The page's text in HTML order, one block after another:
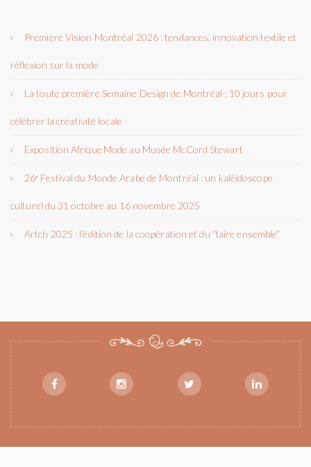
Première Vision Montréal 2026 : tendances, innovation textile et
réflexion sur la mode
La toute première Semaine Design de Montréal : 10 jours pour
célébrer la créativité locale
Exposition Afrique Mode au Musée McCord Stewart
26ᵉ Festival du Monde Arabe de Montréal : un kaléidoscope
culturel du 31 octobre au 16 novembre 2025
Artch 2025 : l’édition de la coopération et du “faire ensemble”